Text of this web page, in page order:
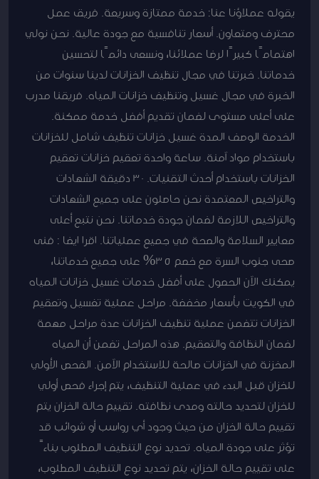
يقوله عملاؤنا عنا: خدمة ممتازة وسريعة. فريق عمل
محترف ومتعاون. أسعار تنافسية مع جودة عالية. نحن نولي
اهتمامًا كبيرًا لرضا عملائنا، ونسعى دائمًا لتحسين
خدماتنا. خبرتنا في مجال تنظيف الخزانات لدينا سنوات من
الخبرة في مجال غسيل وتنظيف خزانات المياه. فريقنا مدرب
على أعلى مستوى لضمان تقديم أفضل خدمة ممكنة.
الخدمة الوصف المدة غسيل خزانات تنظيف شامل للخزانات
باستخدام مواد آمنة. ساعة واحدة تعقيم خزانات تعقيم
الخزانات باستخدام أحدث التقنيات. 30 دقيقة الشهادات
والتراخيص المعتمدة نحن حاصلون على جميع الشهادات
والتراخيص اللازمة لضمان جودة خدماتنا. نحن نتبع أعلى
معايير السلامة والصحة في جميع عملياتنا. اقرا ايضا : فنى
صحى جنوب السرة مع خصم 35% على جميع خدماتنا،
يمكنك الآن الحصول على أفضل خدمات غسيل خزانات المياه
في الكويت بأسعار مخفضة. مراحل عملية تغسيل وتعقيم
الخزانات تتضمن عملية تنظيف الخزانات عدة مراحل مهمة
لضمان النظافة والتعقيم. هذه المراحل تضمن أن المياه
المخزنة في الخزانات صالحة للاستخدام الآمن. الفحص الأولي
للخزان قبل البدء في عملية التنظيف، يتم إجراء فحص أولي
للخزان لتحديد حالته ومدى نظافته. تقييم حالة الخزان يتم
تقييم حالة الخزان من حيث وجود أي رواسب أو شوائب قد
تؤثر على جودة المياه. تحديد نوع التنظيف المطلوب بناءً
على تقييم حالة الخزان، يتم تحديد نوع التنظيف المطلوب،